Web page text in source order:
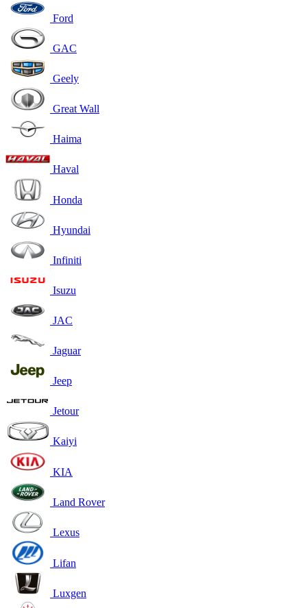
Ford
GAC
Geely
Great Wall
Haima
Haval
Honda
Hyundai
Infiniti
Isuzu
JAC
Jaguar
Jeep
Jetour
Kaiyi
KIA
Land Rover
Lexus
Lifan
Luxgen